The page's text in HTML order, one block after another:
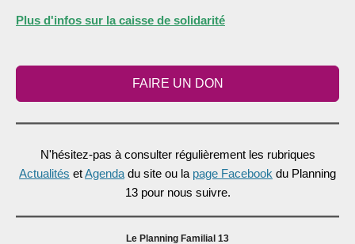
Plus d'infos sur la caisse de solidarité
FAIRE UN DON
N'hésitez-pas à consulter régulièrement les rubriques
Actualités etAgenda du site ou la page Facebook du Planning
13 pour nous suivre.
Le Planning Familial 13